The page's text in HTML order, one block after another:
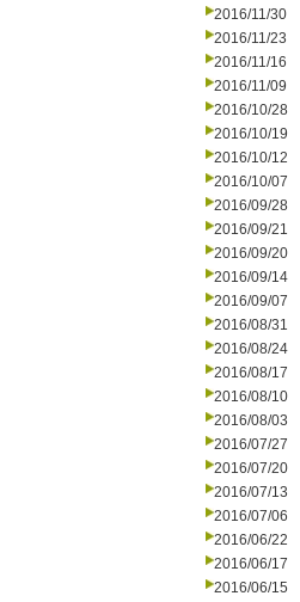
2016/11/30
2016/11/23
2016/11/16
2016/11/09
2016/10/28
2016/10/19
2016/10/12
2016/10/07
2016/09/28
2016/09/21
2016/09/20
2016/09/14
2016/09/07
2016/08/31
2016/08/24
2016/08/17
2016/08/10
2016/08/03
2016/07/27
2016/07/20
2016/07/13
2016/07/06
2016/06/22
2016/06/17
2016/06/15